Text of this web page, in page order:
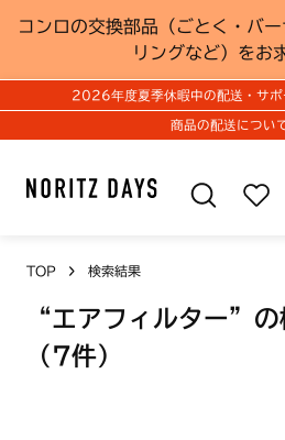
コンロの交換部品（ごとく・バ
リングなど）をお
2026年度夏季休暇中の配送・サポ
商品の配送につい
TOP 検索結果
“エアフィルター”の
（7件）